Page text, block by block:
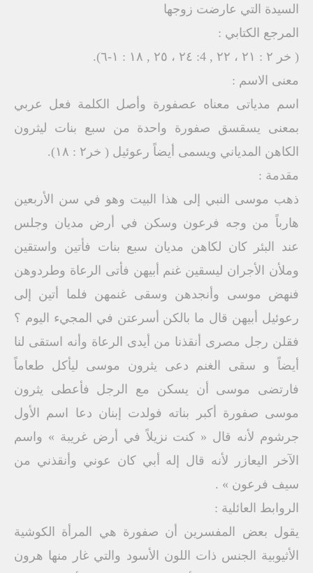
السيدة التي عارضت زوجها
المرجع الكتابي :
( خر ۲ : ۲۱ ، ٢٢ , 4: ٢٤ ، ٢٥ , ١٨ : ١-٦).
معنى الاسم :
اسم مدیاتی معناه عصفورة وأصل الكلمة فعل عربي
بمعنى يسقسق صفورة واحدة من سبع بنات ليثرون
الكاهن المدياني ويسمى أيضاً رعوئيل ( خر۲ : ۱۸).
مقدمة :
ذهب موسى النبي إلى هذا البيت وهو في سن الأربعين
هارباً من وجه فرعون وسكن في أرض مديان وجلس
عند البئر كان لكاهن مديان سبع بنات فأتين واستقين
وملأن الأجران ليسقين غنم أبيهن فأتى الرعاة وطردوهن
فنهض موسى وأنجدهن وسقى غنمهن فلما أتين إلى
رعوئيل أبيهن قال ما بالكن أسرعتن في المجيء اليوم ؟
فقلن رجل مصرى أنقذنا من أيدى الرعاة وأنه استقى لنا
أيضاً و سقى الغنم دعى يثرون موسى ليأكل طعاماً
فارتضى موسى أن يسكن مع الرجل فأعطى يثرون
موسى صفورة أكبر بناته فولدت إبنان دعا اسم الأول
جرشوم لأنه قال « كنت نزيلاً في أرض غريبة » واسم
الآخر اليعازر لأنه قال إله أبي كان عوني وأنقذني من
سيف فرعون » .
الروابط العائلية :
يقول بعض المفسرين أن صفورة هي المرأة الكوشية
الأثيوبية الجنس ذات اللون الأسود والتي غار منها هرون